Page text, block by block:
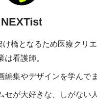
NEXTist
け橋となるため医療クリ
は看護師。
編集やデザインを学んで
セが大好きな、しがない